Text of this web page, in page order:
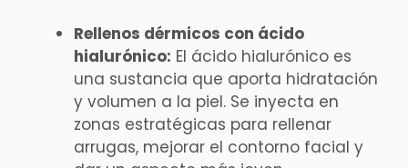
Rellenos dérmicos con ácido
hialurónico: El ácido hialurónico es
una sustancia que aporta hidratación
y volumen a la piel. Se inyecta en
zonas estratégicas para rellenar
arrugas, mejorar el contorno facial y